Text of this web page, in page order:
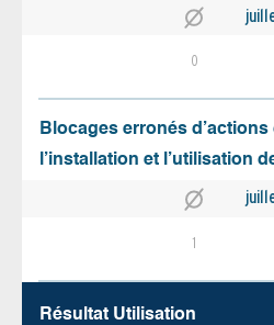
0
Blocages erronés
l’installation et l’utilisation
1
Résultat Utilisation